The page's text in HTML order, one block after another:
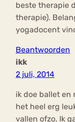
beste therapie
therapie).
yogadocent
Beantwoorden
ikk
2 juli, 2014
ik doe ballet en
het heel erg
vallen ofzo. Ik